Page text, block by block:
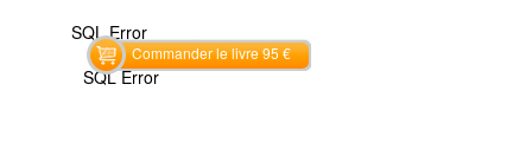
Commander le livre 95 €
SQL Error
SQL Error